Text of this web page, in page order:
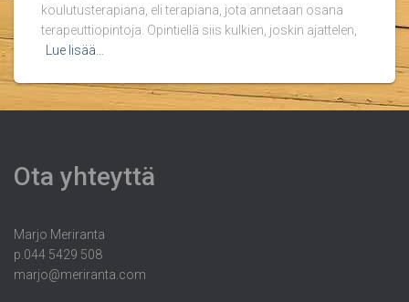
koulutusterapiana, eli terapiana, jota annetaan osana
terapeuttiopintoja. Opintiellä siis kulkien, joskin ajattelen,
Lue lisää…
Ota yhteyttä
Marjo Meriranta
p.044 5429 508
marjo@meriranta.com